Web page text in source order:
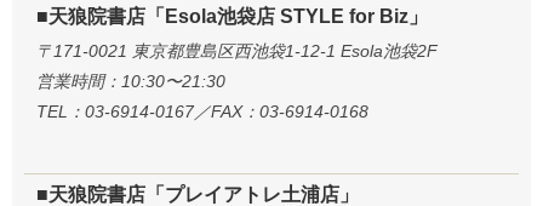
■天狼院書店「Esola池袋店 STYLE for Biz」
〒171-0021 東京都豊島区西池袋1-12-1 Esola池袋2F
営業時間：10:30〜21:30
TEL：03-6914-0167／FAX：03-6914-0168
■天狼院書店「プレイアトレ土浦店」